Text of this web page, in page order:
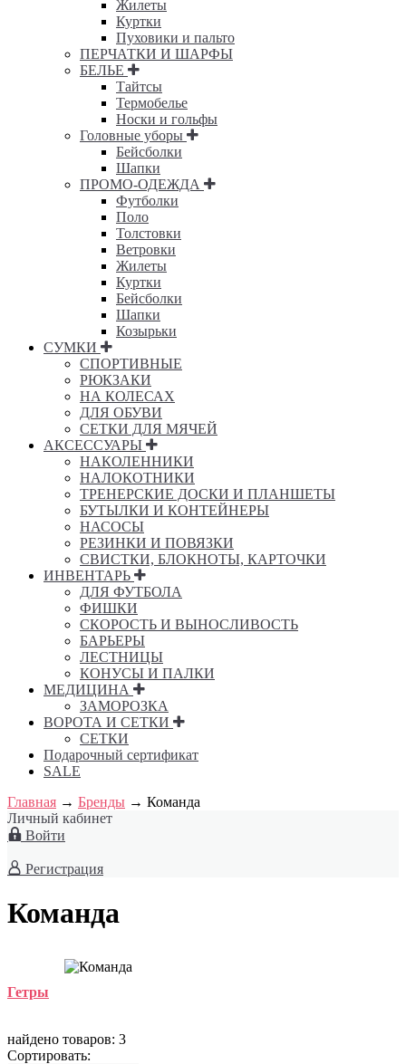
Жилеты
Куртки
Пуховики и пальто
ПЕРЧАТКИ И ШАРФЫ
БЕЛЬЕ
Тайтсы
Термобелье
Носки и гольфы
Головные уборы
Бейсболки
Шапки
ПРОМО-ОДЕЖДА
Футболки
Поло
Толстовки
Ветровки
Жилеты
Куртки
Бейсболки
Шапки
Козырьки
СУМКИ
СПОРТИВНЫЕ
РЮКЗАКИ
НА КОЛЕСАХ
ДЛЯ ОБУВИ
СЕТКИ ДЛЯ МЯЧЕЙ
АКСЕССУАРЫ
НАКОЛЕННИКИ
НАЛОКОТНИКИ
ТРЕНЕРСКИЕ ДОСКИ И ПЛАНШЕТЫ
БУТЫЛКИ И КОНТЕЙНЕРЫ
НАСОСЫ
РЕЗИНКИ И ПОВЯЗКИ
СВИСТКИ, БЛОКНОТЫ, КАРТОЧКИ
ИНВЕНТАРЬ
ДЛЯ ФУТБОЛА
ФИШКИ
СКОРОСТЬ И ВЫНОСЛИВОСТЬ
БАРЬЕРЫ
ЛЕСТНИЦЫ
КОНУСЫ И ПАЛКИ
МЕДИЦИНА
ЗАМОРОЗКА
ВОРОТА И СЕТКИ
СЕТКИ
Подарочный сертификат
SALE
Главная → Бренды → Команда
Личный кабинет
Войти
Регистрация
Команда
Гетры
найдено товаров: 3
Сортировать: